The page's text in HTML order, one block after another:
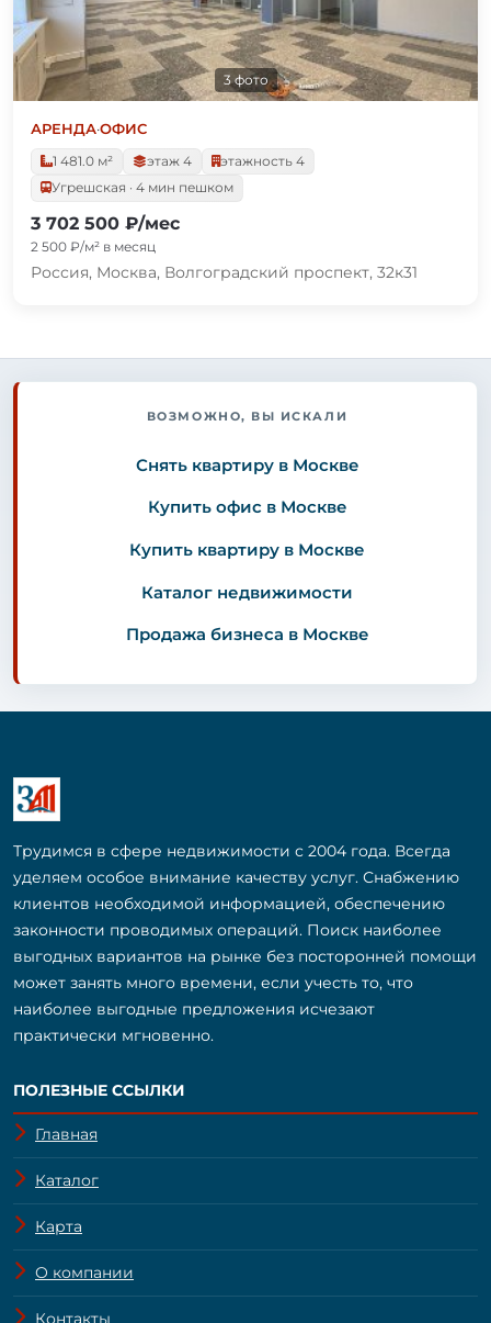
3 фото
АРЕНДА·ОФИС
1 481.0 м²
этаж 4
этажность 4
Угрешская · 4 мин пешком
3 702 500 ₽/мес
2 500 ₽/м² в месяц
Россия, Москва, Волгоградский проспект, 32к31
ВОЗМОЖНО, ВЫ ИСКАЛИ
Снять квартиру в Москве
Купить офис в Москве
Купить квартиру в Москве
Каталог недвижимости
Продажа бизнеса в Москве
Трудимся в сфере недвижимости с 2004 года. Всегда
уделяем особое внимание качеству услуг. Снабжению
клиентов необходимой информацией, обеспечению
законности проводимых операций. Поиск наиболее
выгодных вариантов на рынке без посторонней помощи
может занять много времени, если учесть то, что
наиболее выгодные предложения исчезают
практически мгновенно.
ПОЛЕЗНЫЕ ССЫЛКИ
Главная
Каталог
Карта
О компании
Контакты